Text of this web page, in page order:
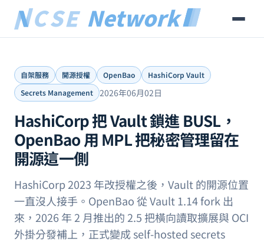
自架服務 開源授權 OpenBao
HashiCorp Vault
Secrets Management
2026年06月02日
HashiCorp 把 Vault 鎖進 BUSL，
OpenBao 用 MPL 把秘密管理留在
開源這一側
HashiCorp 2023 年改授權之後，Vault 的開源位置
一直沒人接手。OpenBao 從 Vault 1.14 fork 出
來，2026 年 2 月推出的 2.5 把橫向讀取擴展與 OCI
外掛分發補上，正式變成 self-hosted secrets